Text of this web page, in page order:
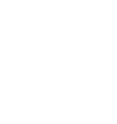
5, 171 ulasan